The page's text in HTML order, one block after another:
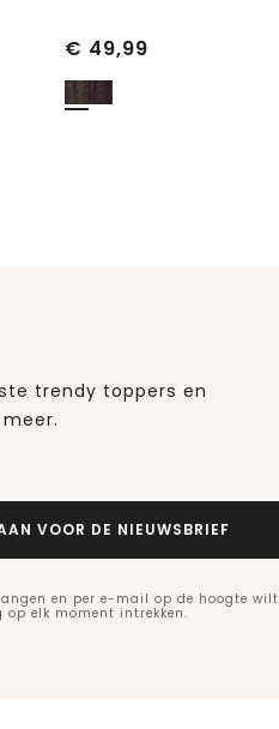
€ 49,99
trendy toppers en
VOOR DE NIEUWSBRIEF
en per e-mail op de hoogte wilt
elk moment intrekken.